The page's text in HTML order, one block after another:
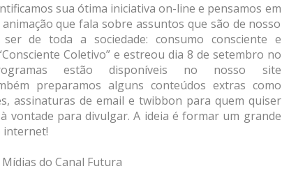
sua ótima iniciativa on-line e pensamos em
que fala sobre assuntos que são de nosso
de toda a sociedade: consumo consciente e
Coletivo” e estreou dia 8 de setembro no
estão disponíveis no nosso site
preparamos alguns conteúdos extras como
assinaturas de email e twibbon para quem quiser
vontade para divulgar. A ideia é formar um grande
internet!
do Canal Futura